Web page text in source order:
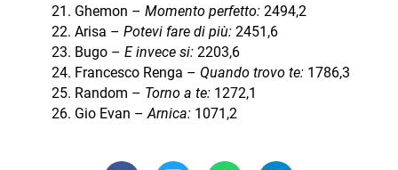
Ghemon – Momento perfetto: 2494,2
Arisa – Potevi fare di più: 2451,6
Bugo – E invece si: 2203,6
Francesco Renga – Quando trovo te: 1786,3
Random – Torno a te: 1272,1
Gio Evan –Arnica: 1071,2